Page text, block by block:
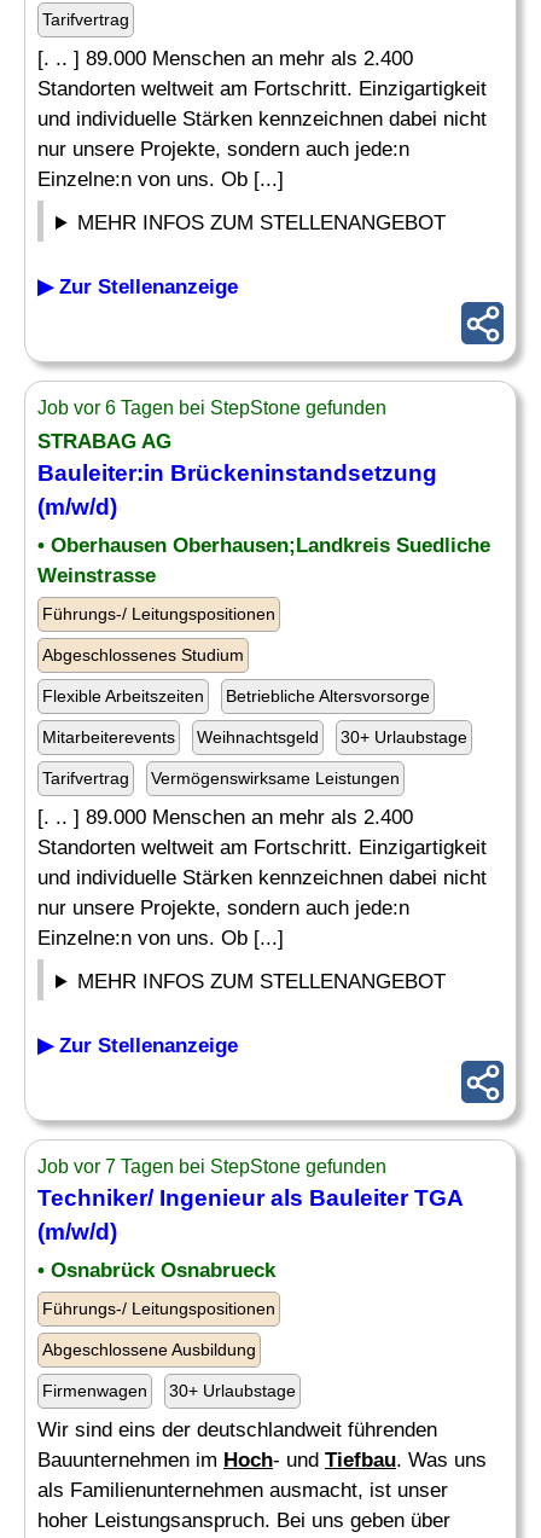
Tarifvertrag
[. .. ] 89.000 Menschen an mehr als 2.400
Standorten weltweit am Fortschritt. Einzigartigkeit
und individuelle Stärken kennzeichnen dabei nicht
nur unsere Projekte, sondern auch jede:n
Einzelne:n von uns. Ob [...]
MEHR INFOS ZUM STELLENANGEBOT
▶ Zur Stellenanzeige
Job vor 6 Tagen bei StepStone gefunden
STRABAG AG
Bauleiter:in Brückeninstandsetzung
(m/w/d)
• Oberhausen Oberhausen;Landkreis Suedliche
Weinstrasse
Führungs-/ Leitungspositionen
Abgeschlossenes Studium
Flexible Arbeitszeiten Betriebliche Altersvorsorge
Mitarbeiterevents Weihnachtsgeld 30+ Urlaubstage
Tarifvertrag Vermögenswirksame Leistungen
[. .. ] 89.000 Menschen an mehr als 2.400
Standorten weltweit am Fortschritt. Einzigartigkeit
und individuelle Stärken kennzeichnen dabei nicht
nur unsere Projekte, sondern auch jede:n
Einzelne:n von uns. Ob [...]
MEHR INFOS ZUM STELLENANGEBOT
▶ Zur Stellenanzeige
Job vor 7 Tagen bei StepStone gefunden
Techniker/ Ingenieur als BauleiterTGA
(m/w/d)
• Osnabrück Osnabrueck
Führungs-/ Leitungspositionen
Abgeschlossene Ausbildung
Firmenwagen 30+ Urlaubstage
Wir sind eins der deutschlandweit führenden
Bauunternehmen im Hoch- und Tiefbau. Was uns
als Familienunternehmen ausmacht, ist unser
hoher Leistungsanspruch. Bei uns geben über